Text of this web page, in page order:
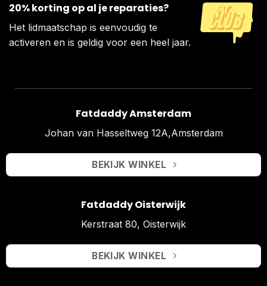
20% korting op al je reparaties?
Het lidmaatschap is eenvoudig te
activeren en is geldig voor een heel jaar.
Fatdaddy Amsterdam
Johan van Hasseltweg 12A,Amsterdam
BEKIJK WINKEL
Fatdaddy Oisterwijk
Kerstraat 80, Oisterwijk
BEKIJK WINKEL